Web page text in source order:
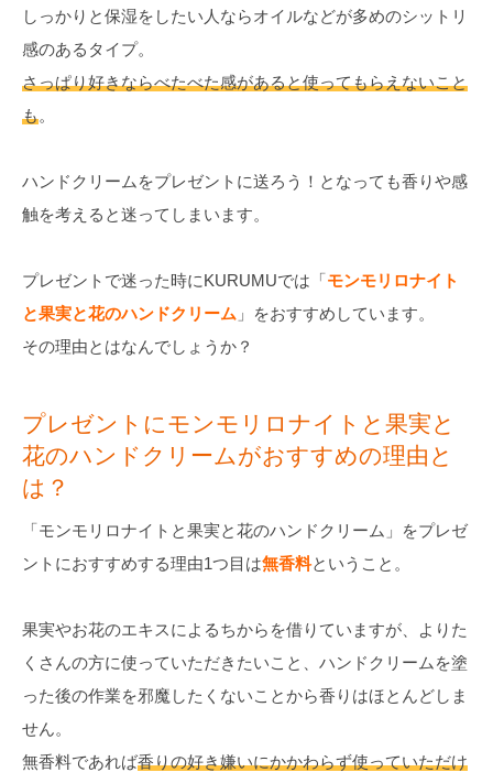
しっかりと保湿をしたい人ならオイルなどが多めのシットリ
感のあるタイプ。
さっぱり好きならべたべた感があると使ってもらえないこと
も。
ハンドクリームをプレゼントに送ろう！となっても香りや感
触を考えると迷ってしまいます。
プレゼントで迷った時にKURUMUでは「モンモリロナイト
と果実と花のハンドクリーム 」をおすすめしています。
その理由とはなんでしょうか？
プレゼントにモンモリロナイトと果実と
花のハンドクリームがおすすめの理由と
は？
「モンモリロナイトと果実と花のハンドクリーム」をプレゼ
ントにおすすめする理由1つ目は無香料ということ。
果実やお花のエキスによるちからを借りていますが、よりた
くさんの方に使っていただきたいこと、ハンドクリームを塗
った後の作業を邪魔したくないことから香りはほとんどしま
せん。
無香料であれば香りの好き嫌いにかかわらず使っていただけ